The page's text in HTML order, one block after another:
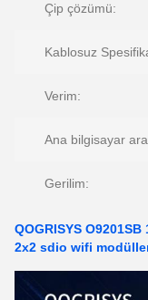
Çip çözümü:
Kablosuz
Verim:
Ana bilgisayar
Gerilim:
QOGRISYS
2x2 sdio wifi